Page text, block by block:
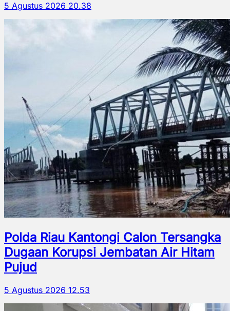
5 Agustus 2026 20.38
Polda Riau Kantongi Calon Tersangka
Dugaan Korupsi Jembatan Air Hitam
Pujud
5 Agustus 2026 12.53